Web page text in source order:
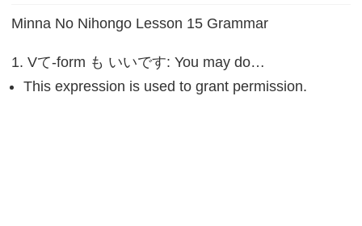
Minna No Nihongo Lesson 15 Grammar
1. Vて-form も いいです: You may do…
This expression is used to grant permission.